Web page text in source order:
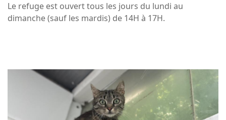
Le refuge est ouvert tous les jours du lundi au
dimanche (sauf les mardis) de 14H à 17H.